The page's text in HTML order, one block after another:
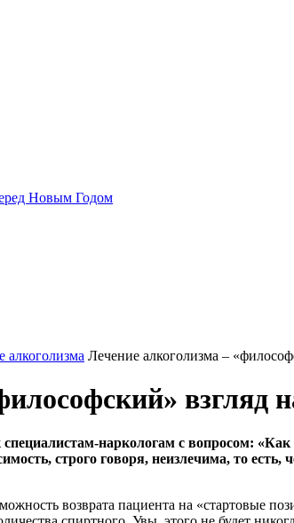
Новым Годом
алкоголизма Лечение алкоголизма –
взгляд
наркологам с вопросом: «Как
строго говоря, неизлечима, то
возврата пациента на «стартовые